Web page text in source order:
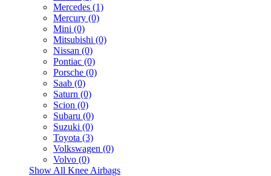
Mercedes (1)
Mercury (0)
Mini (0)
Mitsubishi (0)
Nissan (0)
Pontiac (0)
Porsche (0)
Saab (0)
Saturn (0)
Scion (0)
Subaru (0)
Suzuki (0)
Toyota (3)
Volkswagen (0)
Volvo (0)
Show All Knee Airbags